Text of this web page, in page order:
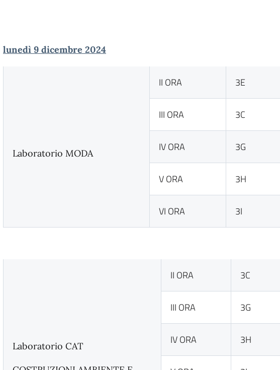
lunedì 9 dicembre 2024
Laboratorio MODA
II ORA 3E
III ORA 3C
IV ORA 3G
V ORA 3H
VI ORA 3I
Laboratorio CAT
II ORA 3C
III ORA 3G
IV ORA 3H